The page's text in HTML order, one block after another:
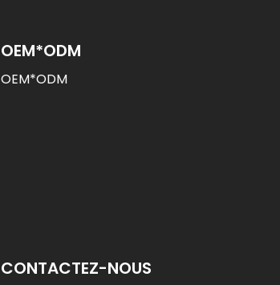
OEM*ODM
OEM*ODM
CONTACTEZ-NOUS